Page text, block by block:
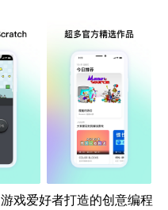
戏爱好者打造的创意编程